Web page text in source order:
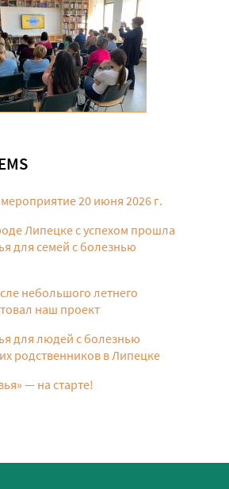
20 июня 2026 г.
Липецке с успехом прошла
для семей с болезнью
небольшого летнего
наш проект
для людей с болезнью
родственников в Липецке
— на старте!